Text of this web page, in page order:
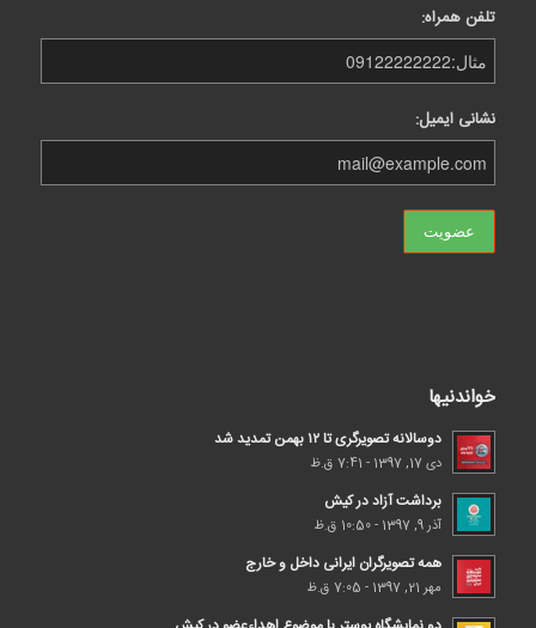
تلفن همراه:
نشانی ایمیل:
خواندنیها
دوسالانه تصویرگری تا ۱۲ بهمن تمدید شد
دی 17, 1397 - 7:41 ق.ظ
برداشت آزاد در کیش
آذر 9, 1397 - 10:50 ق.ظ
همه تصویرگران ایرانی داخل و خارج
مهر 21, 1397 - 7:05 ق.ظ